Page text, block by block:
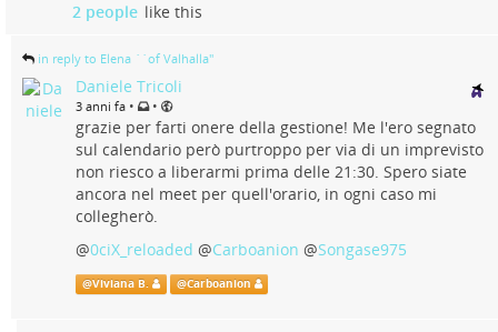
2 people like this
in reply to Elena ``of Valhalla''
Daniele Tricoli
3 anni fa • •
grazie per farti onere della gestione! Me l'ero segnato
sul calendario però purtroppo per via di un imprevisto
non riesco a liberarmi prima delle 21:30. Spero siate
ancora nel meet per quell'orario, in ogni caso mi
collegherò.
@0ciX_reloaded @Carboanion @Songase975
@Viviana B. @Carboanion